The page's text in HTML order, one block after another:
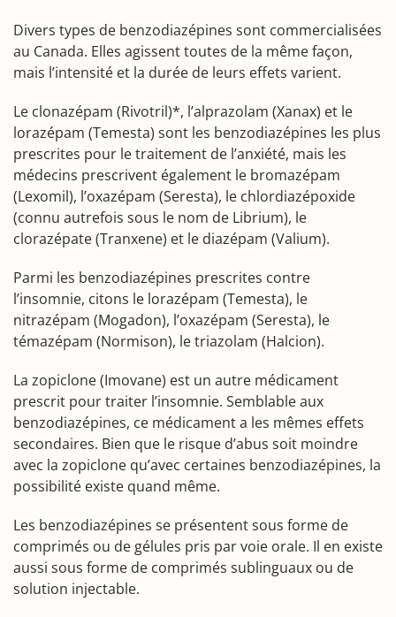
Divers types de benzodiazépines sont commercialisées
au Canada. Elles agissent toutes de la même façon,
mais l’intensité et la durée de leurs effets varient.
Le clonazépam (Rivotril)*, l’alprazolam (Xanax) et le
lorazépam (Temesta) sont les benzodiazépines les plus
prescrites pour le traitement de l’anxiété, mais les
médecins prescrivent également le bromazépam
(Lexomil), l’oxazépam (Seresta), le chlordiazépoxide
(connu autrefois sous le nom de Librium), le
clorazépate (Tranxene) et le diazépam (Valium).
Parmi les benzodiazépines prescrites contre
l’insomnie, citons le lorazépam (Temesta), le
nitrazépam (Mogadon), l’oxazépam (Seresta), le
témazépam (Normison), le triazolam (Halcion).
La zopiclone (Imovane) est un autre médicament
prescrit pour traiter l’insomnie. Semblable aux
benzodiazépines, ce médicament a les mêmes effets
secondaires. Bien que le risque d’abus soit moindre
avec la zopiclone qu’avec certaines benzodiazépines, la
possibilité existe quand même.
Les benzodiazépines se présentent sous forme de
comprimés ou de gélules pris par voie orale. Il en existe
aussi sous forme de comprimés sublinguaux ou de
solution injectable.